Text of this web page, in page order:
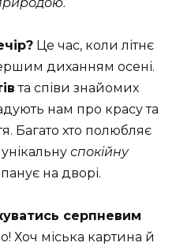
Це час, коли літнє
диханням осені.
та співи знайомих
нам про красу та
Багато хто полюбляє
спокійну
на дворі.
серпневим
Хоч міська картина й